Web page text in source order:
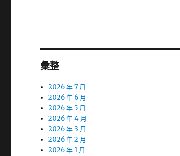
彙整
2026 年 7 月
2026 年 6 月
2026 年 5 月
2026 年 4 月
2026 年 3 月
2026 年 2 月
2026 年 1 月